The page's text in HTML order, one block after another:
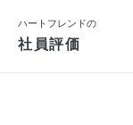
ハートフレンドの
社員評価